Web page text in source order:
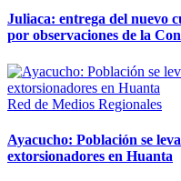
Juliaca: entrega del nuevo
por observaciones de la
Red de Medios Regionales
Ayacucho: Población se
extorsionadores en Huanta